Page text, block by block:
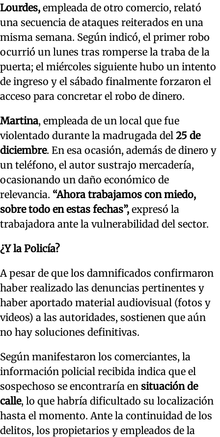
Lourdes, empleada de otro comercio, relató
una secuencia de ataques reiterados en una
misma semana. Según indicó, el primer robo
ocurrió un lunes tras romperse la traba de la
puerta; el miércoles siguiente hubo un intento
de ingreso y el sábado finalmente forzaron el
acceso para concretar el robo de dinero.
Martina, empleada de un local que fue
violentado durante la madrugada del 25 de
diciembre. En esa ocasión, además de dinero y
un teléfono, el autor sustrajo mercadería,
ocasionando un daño económico de
relevancia. “Ahora trabajamos con miedo,
sobre todo en estas fechas”, expresó la
trabajadora ante la vulnerabilidad del sector.
¿Y la Policía?
A pesar de que los damnificados confirmaron
haber realizado las denuncias pertinentes y
haber aportado material audiovisual (fotos y
videos) a las autoridades, sostienen que aún
no hay soluciones definitivas.
Según manifestaron los comerciantes, la
información policial recibida indica que el
sospechoso se encontraría en situación de
calle, lo que habría dificultado su localización
hasta el momento. Ante la continuidad de los
delitos, los propietarios y empleados de la